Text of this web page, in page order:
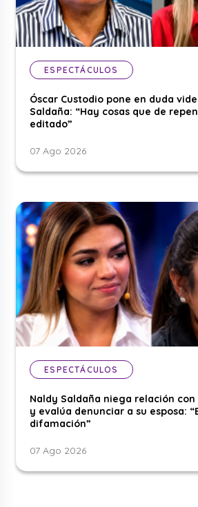
ESPECTÁCULOS
Óscar Custodio pone en duda
Saldaña: “Hay cosas que de
editado”
07 Ago 2026
ESPECTÁCULOS
Naldy Saldaña niega relación con
y evalúa denunciar a su esposa:
difamación”
07 Ago 2026